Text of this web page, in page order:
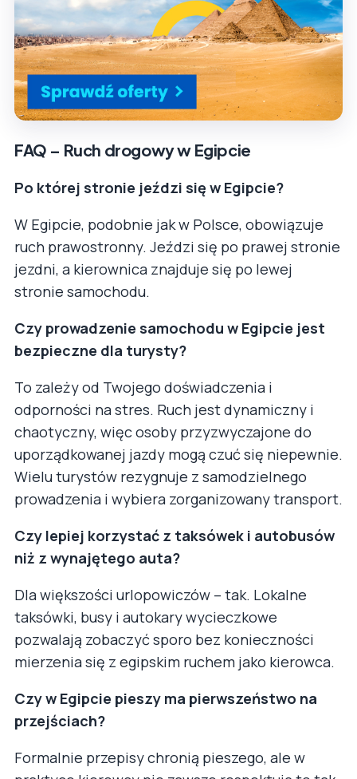
FAQ – Ruch drogowy w Egipcie
Po której stronie jeździ się w Egipcie?
W Egipcie, podobnie jak w Polsce, obowiązuje
ruch prawostronny. Jeździ się po prawej stronie
jezdni, a kierownica znajduje się po lewej
stronie samochodu.
Czy prowadzenie samochodu w Egipcie jest
bezpieczne dla turysty?
To zależy od Twojego doświadczenia i
odporności na stres. Ruch jest dynamiczny i
chaotyczny, więc osoby przyzwyczajone do
uporządkowanej jazdy mogą czuć się niepewnie.
Wielu turystów rezygnuje z samodzielnego
prowadzenia i wybiera zorganizowany transport.
Czy lepiej korzystać z taksówek i autobusów
niż z wynajętego auta?
Dla większości urlopowiczów – tak. Lokalne
taksówki, busy i autokary wycieczkowe
pozwalają zobaczyć sporo bez konieczności
mierzenia się z egipskim ruchem jako kierowca.
Czy w Egipcie pieszy ma pierwszeństwo na
przejściach?
Formalnie przepisy chronią pieszego, ale w